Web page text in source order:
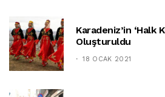
Karadeniz’in ‘halk
Oluşturuldu
18 OCAK 2021